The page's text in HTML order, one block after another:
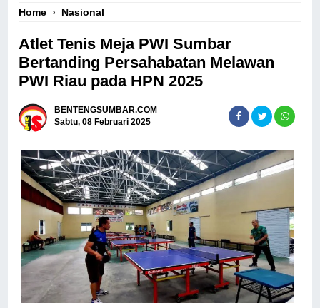
Home › Nasional
Atlet Tenis Meja PWI Sumbar
Bertanding Persahabatan Melawan
PWI Riau pada HPN 2025
BENTENGSUMBAR.COM
Sabtu, 08 Februari 2025